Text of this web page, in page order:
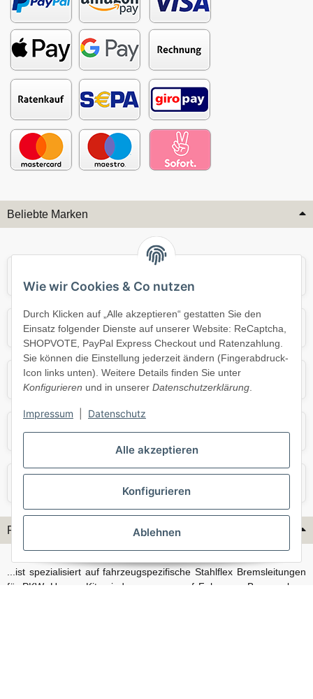
Alle akzeptieren
Konfigurieren
Ablehnen
Wie wir Cookies & Co nutzen
Durch Klicken auf „Alle akzeptieren“ gestatten Sie den
Einsatz folgender Dienste auf unserer Website: ReCaptcha,
SHOPVOTE, PayPal Express Checkout und Ratenzahlung.
Sie können die Einstellung jederzeit ändern (Fingerabdruck-
Icon links unten). Weitere Details finden Sie unter
Konfigurieren und in unserer Datenschutzerklärung.
Impressum Datenschutz
Beliebte Marken
Mercedes Mini
Opel Porsche
Skoda Smart
Flex-Hydraulik...
...ist spezialisiert auf fahrzeugspezifische Stahlflex Bremsleitungen
für PKW. Unsere Kits sind passgenau auf Fahrzeug, Bremsanlage